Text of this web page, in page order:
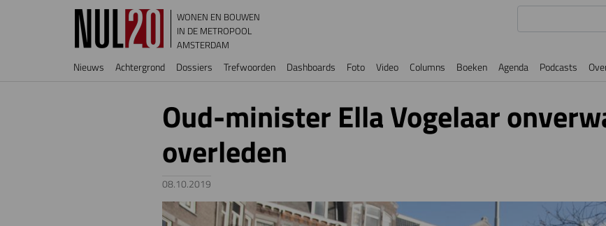
Overslaan en naar de inhoud gaan
WONEN EN BOUWEN
IN DE METROPOOL
AMSTERDAM
Hoofdnavigatie
Nieuws Achtergrond Dossiers Trefwoorden Dashboards Foto Video Columns Boeken Agenda Podcasts
Oud-minister Ella Vogelaar
overleden
08.10.2019
Image